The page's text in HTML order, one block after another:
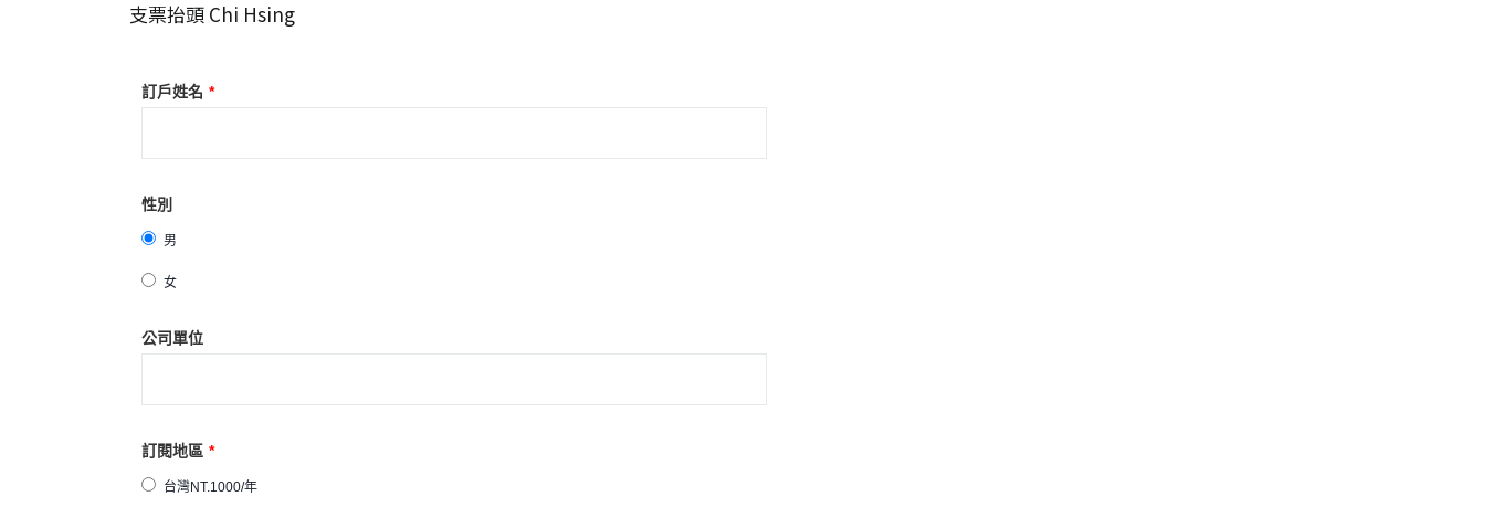
支票抬頭 Chi Hsing
訂戶姓名 *
性別
男
女
公司單位
訂閱地區 *
台灣NT.1000/年